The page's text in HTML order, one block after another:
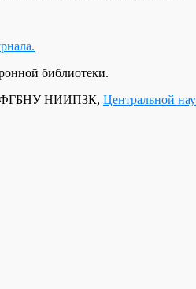
библиотеки.
ФГБНУ НИИПЗК, Центральной